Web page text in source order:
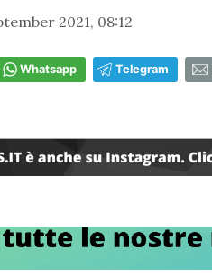
2021, 08:12
Whatsapp Telegram